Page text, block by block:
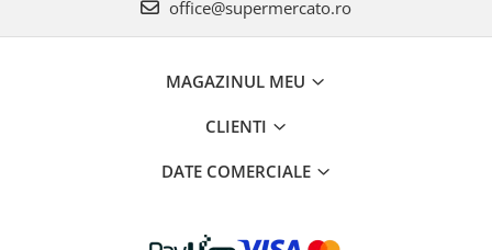
office@supermercato.ro
MAGAZINUL MEU
CLIENTI
DATE COMERCIALE